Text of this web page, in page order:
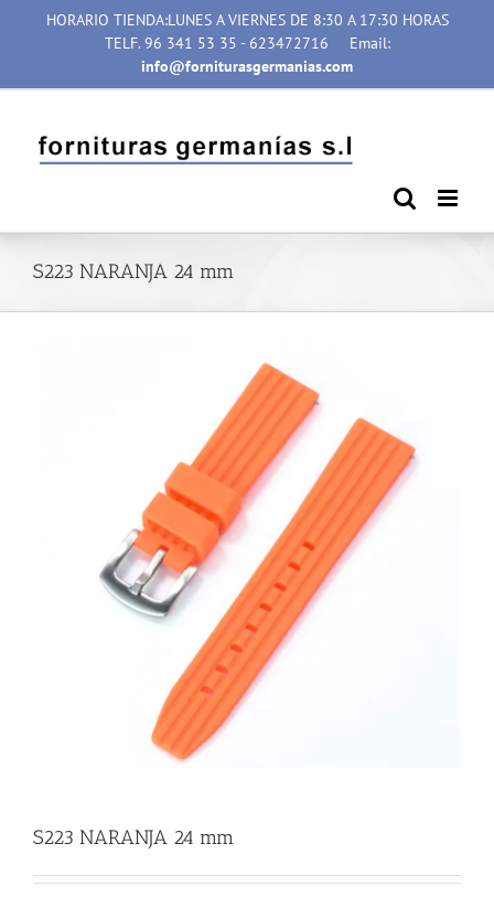
HORARIO TIENDA:LUNES A VIERNES DE 8:30 A 17:30 HORAS
TELF. 96 341 53 35 - 623472716
Email:
info@forniturasgermanias.com
S223 NARANJA 24 mm
S223 NARANJA 24 mm